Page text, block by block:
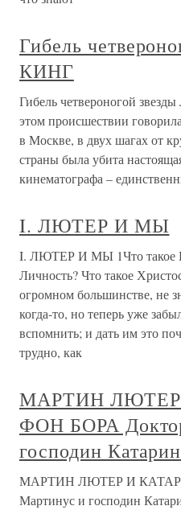
Гибель
КИНГ
Гибель четвероногой
этом происшествии
в Москве, в двух шагах от
страны была убита
кинематографа –
I. ЛЮТЕР И МЫ
I. ЛЮТЕР И МЫ 1Что такое
Личность? Что такое
огромном большинстве, не
когда-то, но теперь уже
вспомнить; и дать им это
трудно, как
МАРТИН
ФОН БОРА
господин Катарин
МАРТИН ЛЮТЕР И
Мартинус и господин